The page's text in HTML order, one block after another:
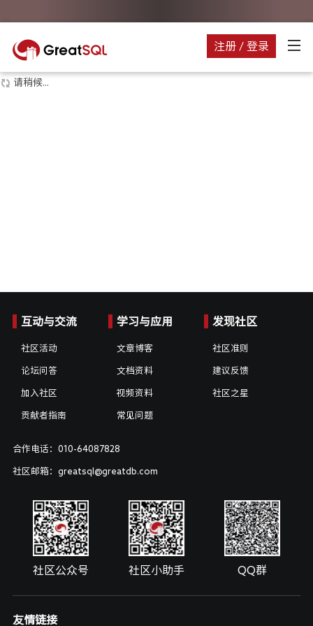
注册 / 登录
请稍候...
互动与交流
社区活动
论坛问答
加入社区
贡献者指南
学习与应用
文章博客
文档资料
视频资料
常见问题
发现社区
社区准则
建议反馈
社区之星
合作电话：010-64087828
社区邮箱：greatsql@greatdb.com
社区公众号 社区小助手 QQ群
友情链接